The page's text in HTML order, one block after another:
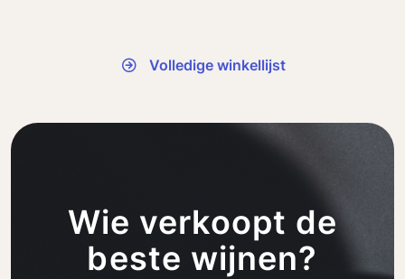
Volledige winkellijst
Wie verkoopt de
beste wijnen?